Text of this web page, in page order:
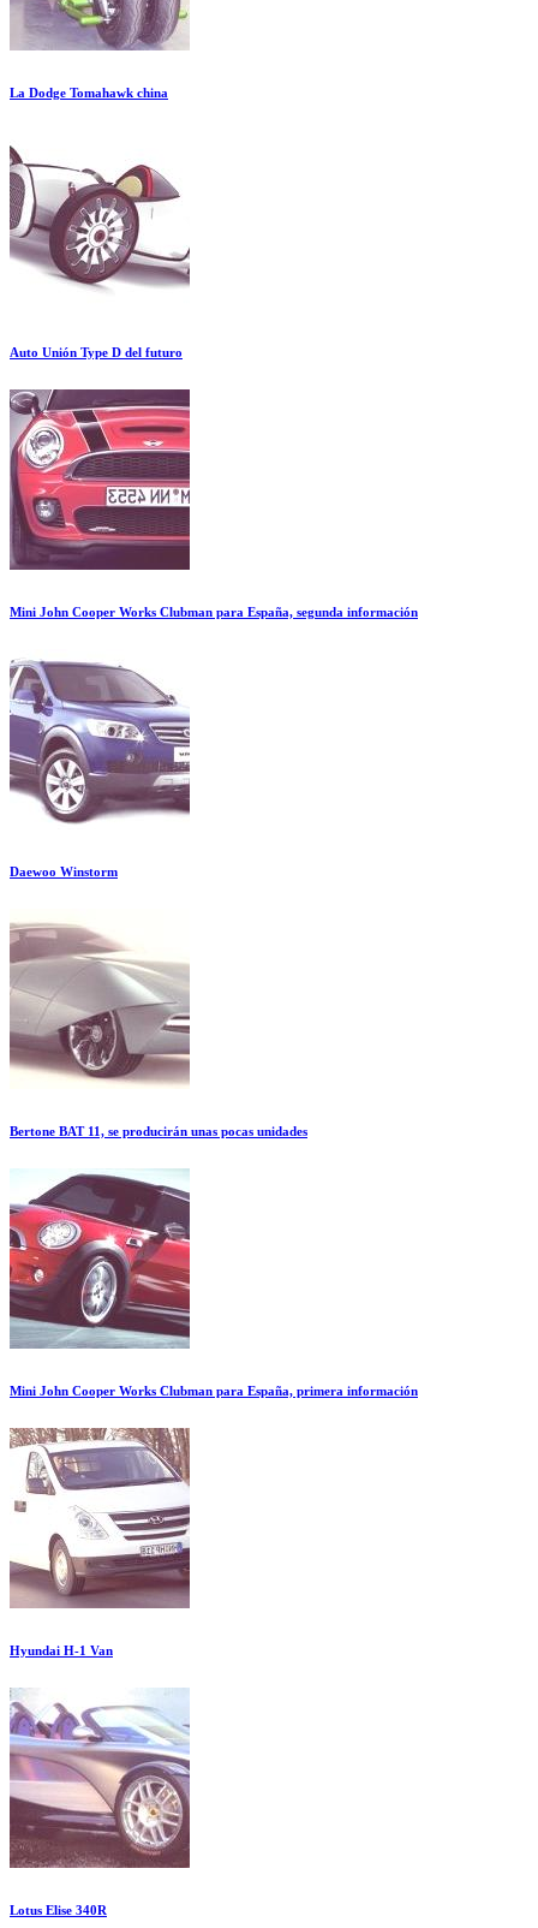
La Dodge Tomahawk china
Auto Unión Type D del futuro
Mini John Cooper Works Clubman para España, segunda información
Daewoo Winstorm
Bertone BAT 11, se producirán unas pocas unidades
Mini John Cooper Works Clubman para España, primera información
Hyundai H-1 Van
Lotus Elise 340R